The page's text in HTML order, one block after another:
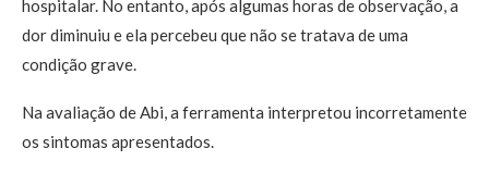
hospitalar. No entanto, após algumas horas de observação, a
dor diminuiu e ela percebeu que não se tratava de uma
condição grave.
Na avaliação de Abi, a ferramenta interpretou incorretamente
os sintomas apresentados.